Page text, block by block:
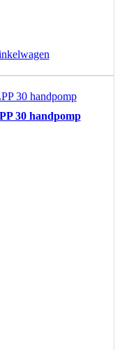
30 handpomp